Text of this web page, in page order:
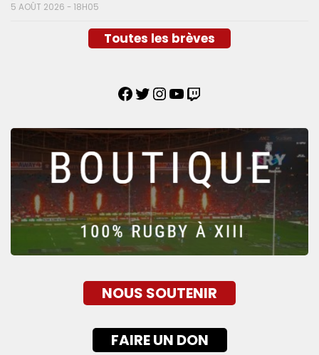
5 AOÛT 2026 - 18H05
Toutes les brèves
NOUS SOUTENIR
FAIRE UN DON